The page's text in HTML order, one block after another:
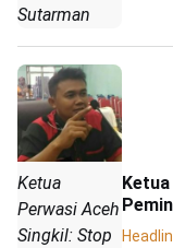
Sutarman
Ketua
Perwasi Aceh
Singkil: Stop